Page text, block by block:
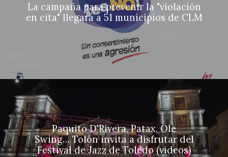
La campaña para prevenir la "violación
en cita" llegará a 51 municipios de CLM
Paquito D'Rivera, Patax, Ole
Swing… Tolón invita a disfrutar del
Festival de Jazz de Toledo (videos)